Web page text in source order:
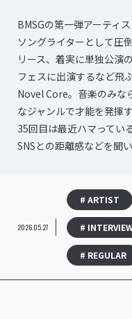
BMSGの第一弾アーティ
ソングライターとして圧
リース、着実に単独公演
フェスに出演するなど飛
Novel Core。音楽のみな
なジャンルで才能を発揮
35回目は最近ハマってい
SNSとの距離感などを聞い
2026.05.27
# ARTIST
#
# REGULAR